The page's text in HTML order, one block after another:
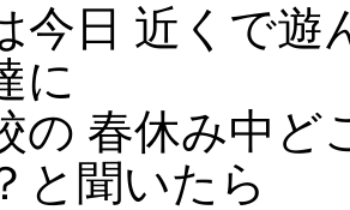
今日 近くで遊
に
の 春休み中ど
と聞いたら